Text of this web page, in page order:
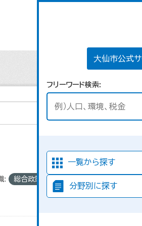
大仙市公式サ
フリーワード検索
一覧から探す
分野別に探す
: 総合政策課